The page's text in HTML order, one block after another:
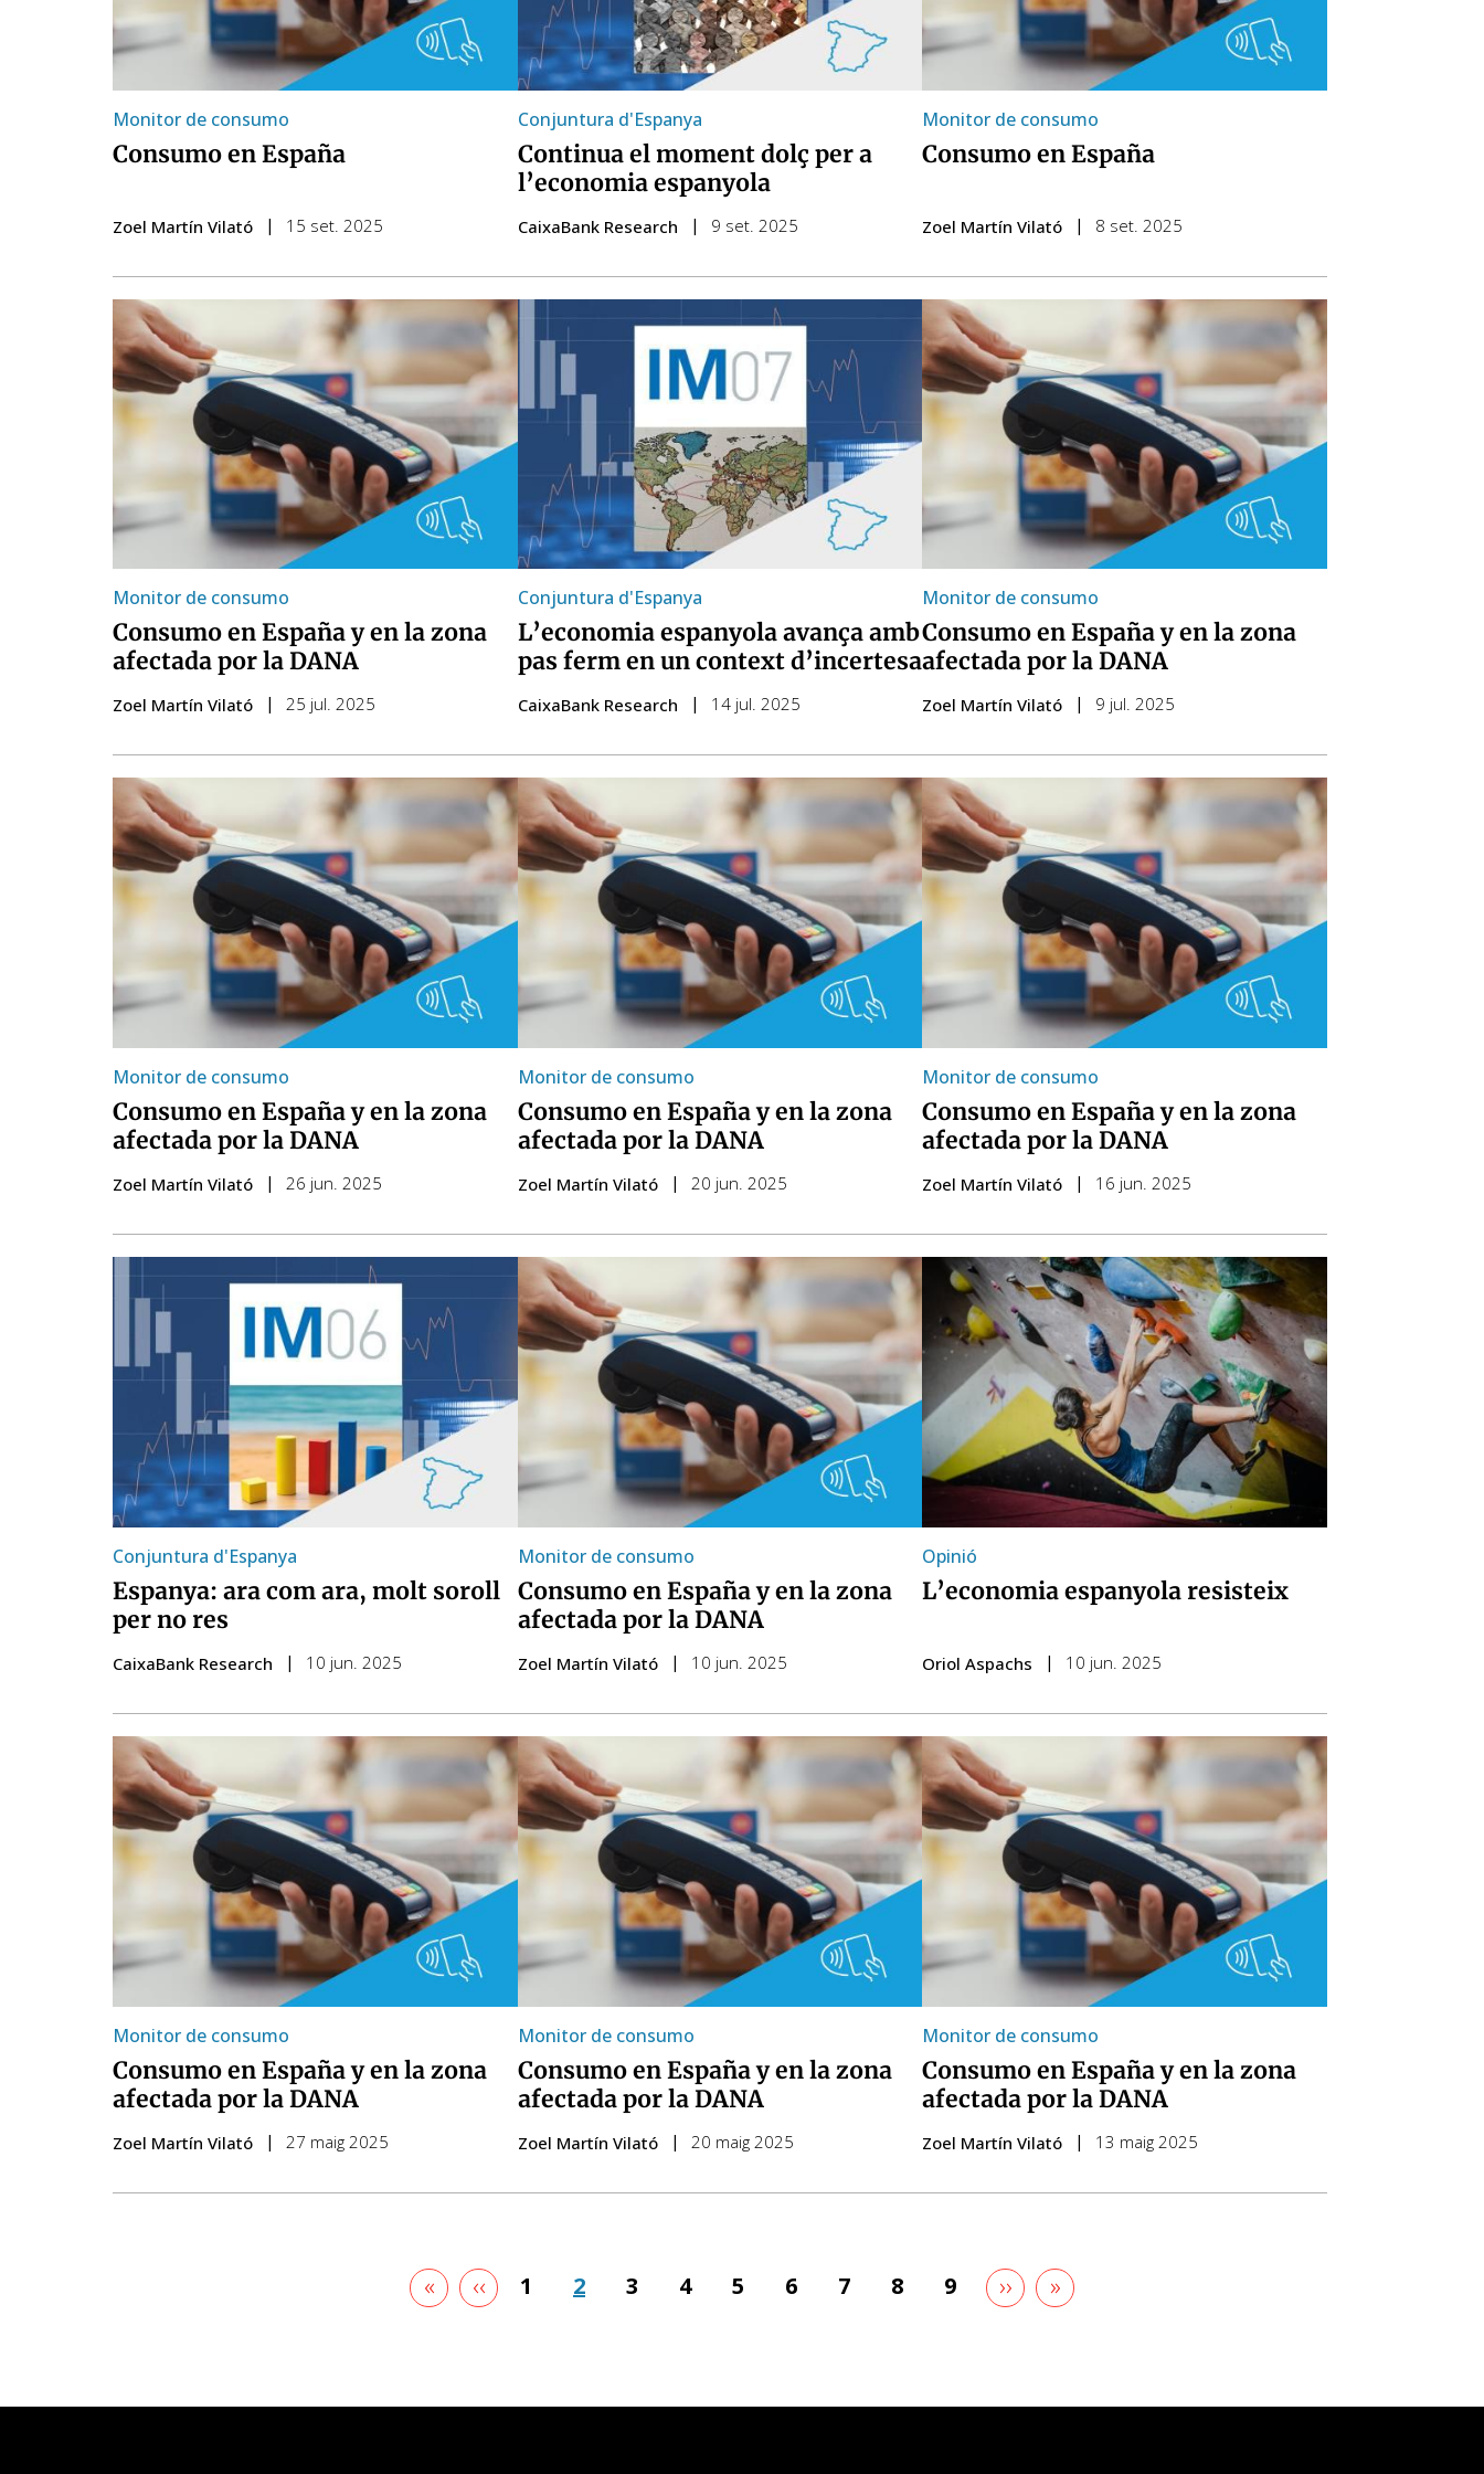
Monitor de consumo
Consumo en España
Zoel Martín Vilató 15 set. 2025
Conjuntura d'Espanya
Continua el moment dolç per a
l’economia espanyola
CaixaBank Research 9 set. 2025
Monitor de consumo
Consumo en España
Zoel Martín Vilató 8 set. 2025
Monitor de consumo
Consumo en España y en la zona
afectada por la DANA
Zoel Martín Vilató 25 jul. 2025
Conjuntura d'Espanya
L’economia espanyola avança amb
pas ferm en un context d’incertesa
CaixaBank Research 14 jul. 2025
Monitor de consumo
Consumo en España y en la zona
afectada por la DANA
Zoel Martín Vilató 9 jul. 2025
Monitor de consumo
Consumo en España y en la zona
afectada por la DANA
Zoel Martín Vilató 26 jun. 2025
Monitor de consumo
Consumo en España y en la zona
afectada por la DANA
Zoel Martín Vilató 20 jun. 2025
Monitor de consumo
Consumo en España y en la zona
afectada por la DANA
Zoel Martín Vilató 16 jun. 2025
Conjuntura d'Espanya
Espanya: ara com ara, molt soroll
per no res
CaixaBank Research 10 jun. 2025
Monitor de consumo
Consumo en España y en la zona
afectada por la DANA
Zoel Martín Vilató 10 jun. 2025
Opinió
L’economia espanyola resisteix
Oriol Aspachs 10 jun. 2025
Monitor de consumo
Consumo en España y en la zona
afectada por la DANA
Zoel Martín Vilató 27 maig 2025
Monitor de consumo
Consumo en España y en la zona
afectada por la DANA
Zoel Martín Vilató 20 maig 2025
Monitor de consumo
Consumo en España y en la zona
afectada por la DANA
Zoel Martín Vilató 13 maig 2025
Primera
pàgina
«
Pàgina
anterior
‹‹ Pàgina
1 Pàgina
2 Pàgina
3 Pàgina
4 Pàgina
5 Pàgina
6 Pàgina
7 Pàgina
8 Pàgina
9
Pàgina
següent
››
Última
pàgina
»